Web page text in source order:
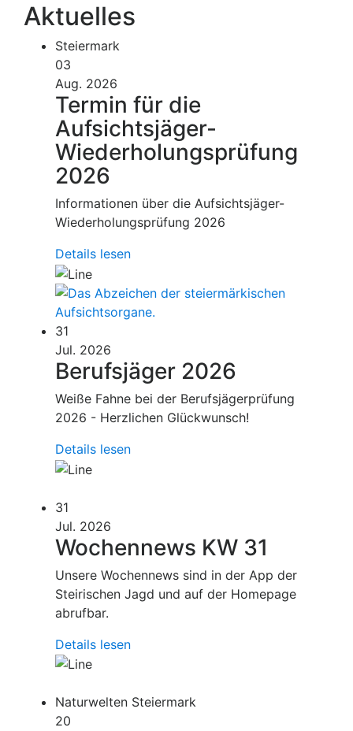
Aktuelles
Steiermark
03
Aug. 2026
Termin für die
Aufsichtsjäger-
Wiederholungsprüfung
2026
Informationen über die Aufsichtsjäger-
Wiederholungsprüfung 2026
Details lesen
31
Jul. 2026
Berufsjäger 2026
Weiße Fahne bei der Berufsjägerprüfung
2026 - Herzlichen Glückwunsch!
Details lesen
31
Jul. 2026
Wochennews KW 31
Unsere Wochennews sind in der App der
Steirischen Jagd und auf der Homepage
abrufbar.
Details lesen
Naturwelten Steiermark
20